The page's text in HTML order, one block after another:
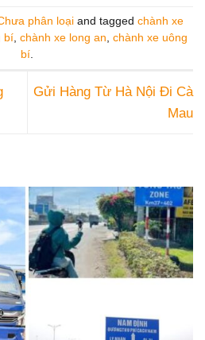
phân loạiand tagged chành xe
bí, chành xe long an, chành xe uông
bí.
Gửi Hàng Từ Hà Nội Đi Cà
Mau